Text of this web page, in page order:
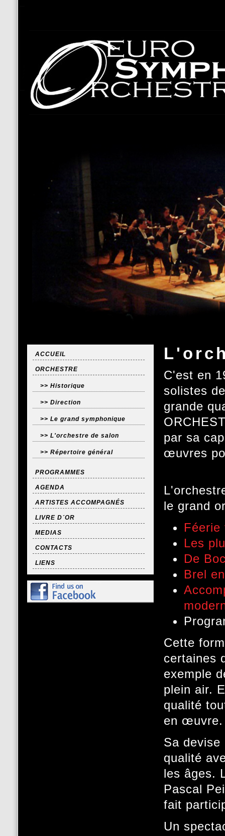
ACCUEIL
ORCHESTRE
>> Historique
>> Direction
>> Le grand symphonique
>> L'orchestre de salon
>> Répertoire général
PROGRAMMES
AGENDA
ARTISTES ACCOMPAGNÉS
LIVRE D´OR
MEDIAS
CONTACTS
LIENS
C'est en
solistes
grande
par sa
œuvres
le grand
Féerie
Les
De
Brel
Cette
certaines
exemple
plein air.
qualité
en œuvre.
Sa devise
qualité
les âges.
Pascal
fait
Un